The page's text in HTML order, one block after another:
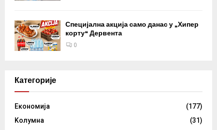
Специјална акција само данас у „Хипер
корту“ Дервента
0
Категорије
Eкономија
(177)
Kолумнa
(31)